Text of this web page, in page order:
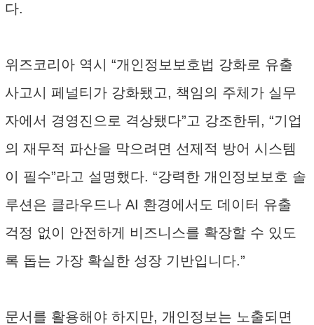
다.
위즈코리아 역시 “개인정보보호법 강화로 유출
사고시 페널티가 강화됐고, 책임의 주체가 실무
자에서 경영진으로 격상됐다”고 강조한뒤, “기업
의 재무적 파산을 막으려면 선제적 방어 시스템
이 필수”라고 설명했다. “강력한 개인정보보호 솔
루션은 클라우드나 AI 환경에서도 데이터 유출
걱정 없이 안전하게 비즈니스를 확장할 수 있도
록 돕는 가장 확실한 성장 기반입니다.”
문서를 활용해야 하지만, 개인정보는 노출되면